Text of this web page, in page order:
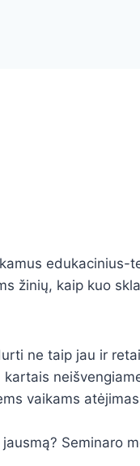
edukacinius-
žinių, kaip kuo
ne taip jau ir
vaikams
Seminaro